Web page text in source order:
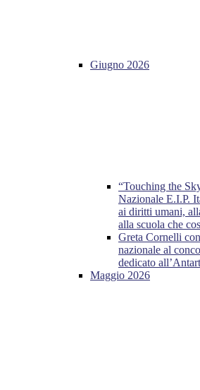
Giugno 2026
“Touching the
Nazionale E.I.P.
ai diritti umani,
alla scuola che
Greta Cornelli
nazionale al
dedicato
Maggio 2026